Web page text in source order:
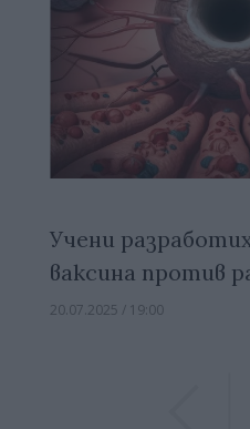
Учени
ваксина против
20.07.2025 / 19:00